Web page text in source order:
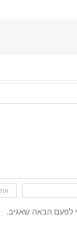
לפעם הבאה שאגיב.